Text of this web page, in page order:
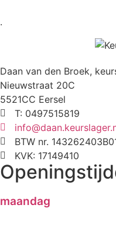
.
Daan van den Broek,
Nieuwstraat 20C
5521CC Eersel
T: 0497515819
BTW nr.
KVK: 17149410
maandag